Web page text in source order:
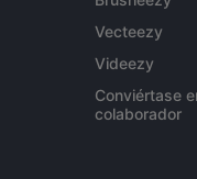
Vecteezy
Videezy
Conviértase
colaborador